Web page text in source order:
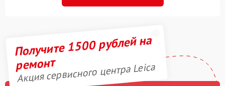
Получите 1500 рублей на
ремонт
Акция сервисного центра Leica